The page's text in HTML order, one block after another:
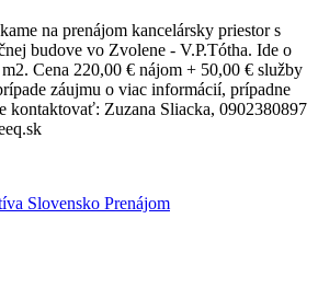
na prenájom kancelársky priestor s
budove vo Zvolene - V.P.Tótha. Ide o
Cena 220,00 € nájom + 50,00 € služby
záujmu o viac informácií, prípadne
kontaktovať: Zuzana Sliacka, 0902380897
Slovensko Prenájom